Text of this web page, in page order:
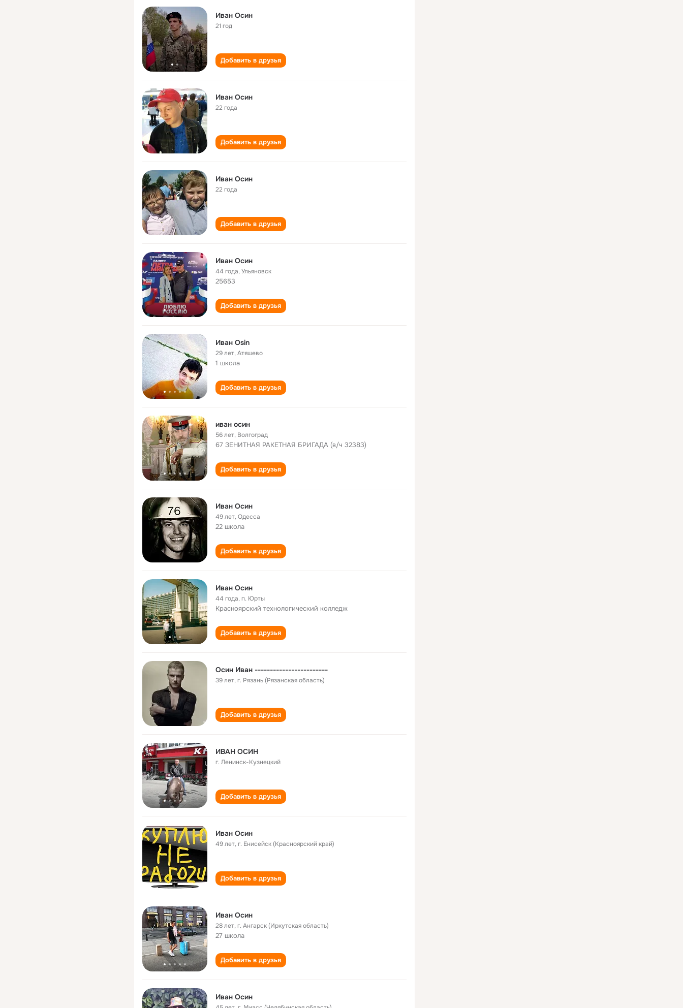
Иван Осин
21 год
Добавить в друзья
Иван Осин
22 года
Добавить в друзья
Иван Осин
22 года
Добавить в друзья
Иван Осин
44 года,Ульяновск
25653
Добавить в друзья
Иван Osin
29 лет,Атяшево
1 школа
Добавить в друзья
иван осин
56 лет, Волгоград
67 ЗЕНИТНАЯ РАКЕТНАЯ БРИГАДА (в/ч 32383)
Добавить в друзья
Иван Осин
49 лет,Одесса
22 школа
Добавить в друзья
Иван Осин
44 года,п. Юрты
Красноярский технологический колледж
Добавить в друзья
Осин Иван ------------------------
39 лет,г. Рязань (Рязанская область)
Добавить в друзья
ИВАН ОСИН
г. Ленинск-Кузнецкий
Добавить в друзья
Иван Осин
49 лет,г. Енисейск (Красноярский край)
Добавить в друзья
Иван Осин
28 лет,г. Ангарск (Иркутская область)
27 школа
Добавить в друзья
Иван Осин